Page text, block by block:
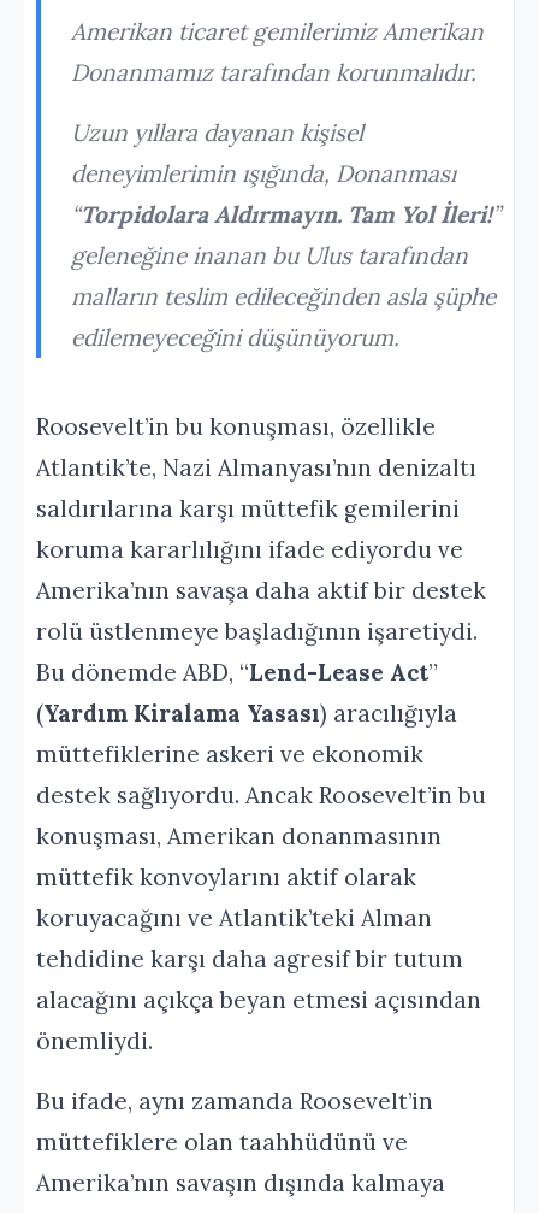
Amerikan ticaret gemilerimiz Amerikan
Donanmamız tarafından korunmalıdır.
Uzun yıllara dayanan kişisel
deneyimlerimin ışığında, Donanması
“Torpidolara Aldırmayın. Tam Yol İleri!”
geleneğine inanan bu Ulus tarafından
malların teslim edileceğinden asla şüphe
edilemeyeceğini düşünüyorum.
Roosevelt’in bu konuşması, özellikle
Atlantik’te, Nazi Almanyası’nın denizaltı
saldırılarına karşı müttefik gemilerini
koruma kararlılığını ifade ediyordu ve
Amerika’nın savaşa daha aktif bir destek
rolü üstlenmeye başladığının işaretiydi.
Bu dönemde ABD, “Lend-Lease Act”
(Yardım Kiralama Yasası) aracılığıyla
müttefiklerine askeri ve ekonomik
destek sağlıyordu. Ancak Roosevelt’in bu
konuşması, Amerikan donanmasının
müttefik konvoylarını aktif olarak
koruyacağını ve Atlantik’teki Alman
tehdidine karşı daha agresif bir tutum
alacağını açıkça beyan etmesi açısından
önemliydi.
Bu ifade, aynı zamanda Roosevelt’in
müttefiklere olan taahhüdünü ve
Amerika’nın savaşın dışında kalmaya